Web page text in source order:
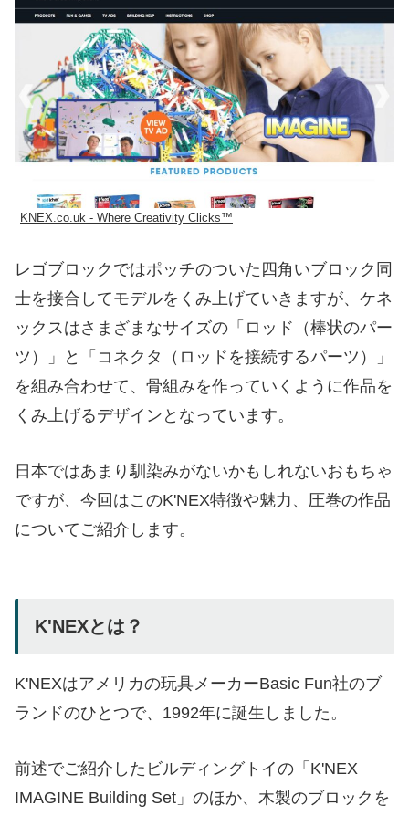
KNEX.co.uk - Where Creativity Clicks™
レゴブロックではポッチのついた四角いブロック同
士を接合してモデルをくみ上げていきますが、ケネ
ックスはさまざまなサイズの「ロッド（棒状のパー
ツ）」と「コネクタ（ロッドを接続するパーツ）」
を組み合わせて、骨組みを作っていくように作品を
くみ上げるデザインとなっています。
日本ではあまり馴染みがないかもしれないおもちゃ
ですが、今回はこのK'NEX特徴や魅力、圧巻の作品
についてご紹介します。
K'NEXとは？
K'NEXはアメリカの玩具メーカーBasic Fun社のブ
ランドのひとつで、1992年に誕生しました。
前述でご紹介したビルディングトイの「K'NEX
IMAGINE Building Set」のほか、木製のブロックを